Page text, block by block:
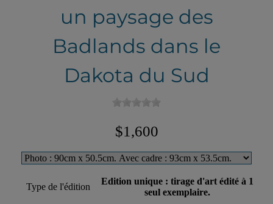
un paysage des
Badlands dans le
Dakota du Sud
$1,600
Type de l'édition
Edition unique : tirage d'art édité à 1
seul exemplaire.